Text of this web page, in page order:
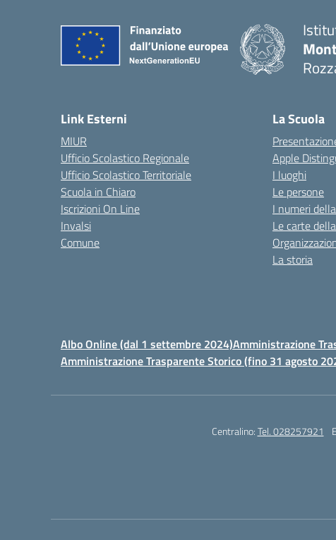
Link Esterni
MIUR
Ufficio Scolastico Regionale
Ufficio Scolastico Territoriale
Scuola in Chiaro
Iscrizioni On Line
Invalsi
Comune
La Scuola
Apple
I luoghi
Le persone
I numeri
Le carte
La storia
Albo Online (dal 1 settembre 2024)Amministrazione
Amministrazione Trasparente Storico (fino 31 agosto
Centralino:Tel. 028257921